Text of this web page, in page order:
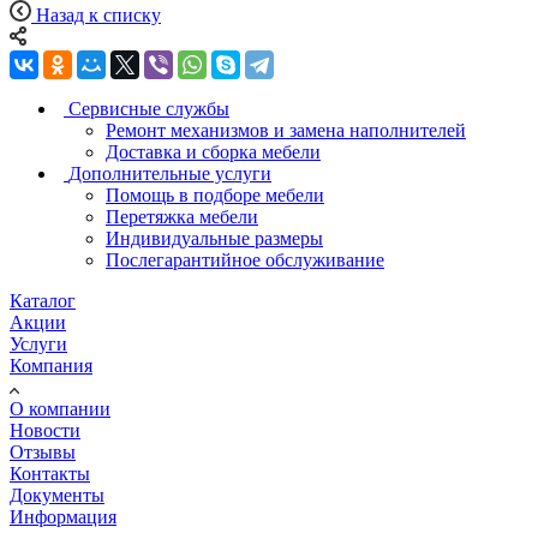
Назад к списку
Сервисные службы
Ремонт механизмов и замена наполнителей
Доставка и сборка мебели
Дополнительные услуги
Помощь в подборе мебели
Перетяжка мебели
Индивидуальные размеры
Послегарантийное обслуживание
Каталог
Акции
Услуги
Компания
О компании
Новости
Отзывы
Контакты
Документы
Информация